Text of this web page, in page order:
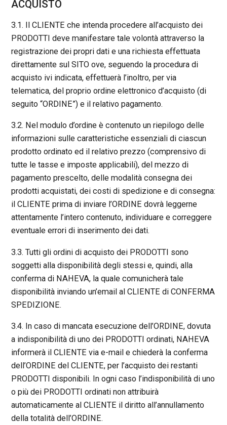
ACQUISTO
3.1. Il CLIENTE che intenda procedere all’acquisto dei
PRODOTTI deve manifestare tale volontà attraverso la
registrazione dei propri dati e una richiesta effettuata
direttamente sul SITO ove, seguendo la procedura di
acquisto ivi indicata, effettuerà l’inoltro, per via
telematica, del proprio ordine elettronico d’acquisto (di
seguito “ORDINE”) e il relativo pagamento.
3.2. Nel modulo d’ordine è contenuto un riepilogo delle
informazioni sulle caratteristiche essenziali di ciascun
prodotto ordinato ed il relativo prezzo (comprensivo di
tutte le tasse e imposte applicabili), del mezzo di
pagamento prescelto, delle modalità consegna dei
prodotti acquistati, dei costi di spedizione e di consegna:
il CLIENTE prima di inviare l’ORDINE dovrà leggerne
attentamente l’intero contenuto, individuare e correggere
eventuale errori di inserimento dei dati.
3.3. Tutti gli ordini di acquisto dei PRODOTTI sono
soggetti alla disponibilità degli stessi e, quindi, alla
conferma di NAHEVA, la quale comunicherà tale
disponibilità inviando un’email al CLIENTE di CONFERMA
SPEDIZIONE.
3.4. In caso di mancata esecuzione dell’ORDINE, dovuta
a indisponibilità di uno dei PRODOTTI ordinati, NAHEVA
informerà il CLIENTE via e-mail e chiederà la conferma
dell’ORDINE del CLIENTE, per l’acquisto dei restanti
PRODOTTI disponibili. In ogni caso l’indisponibilità di uno
o più dei PRODOTTI ordinati non attribuirà
automaticamente al CLIENTE il diritto all’annullamento
della totalità dell’ORDINE.